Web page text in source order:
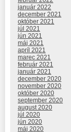
január 2022
december 2021
október 2021
júl 2021
jún 2021
máj 2021
apríl 2021
marec 2021
február 2021
január 2021
december 2020
november 2020
október 2020
september 2020
august 2020
júl 2020
jún 2020
máj 2020